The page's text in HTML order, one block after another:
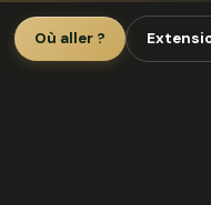
Où aller ?